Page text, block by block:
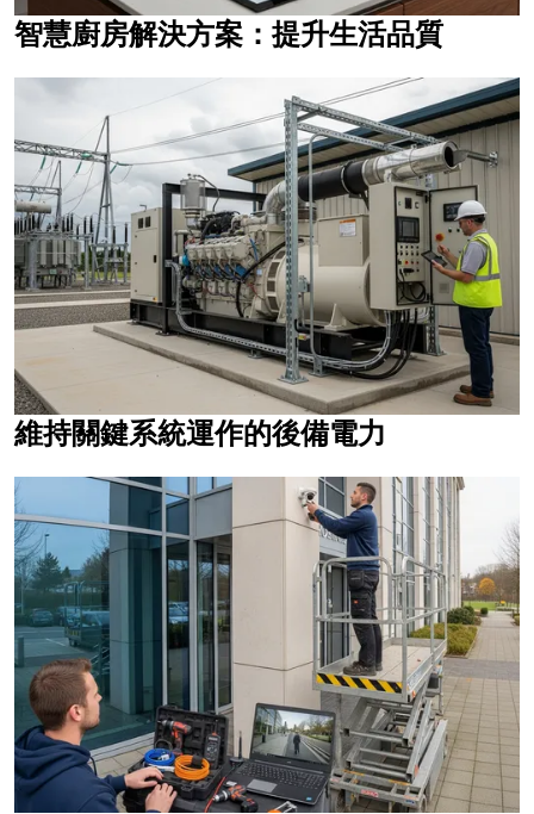
智慧廚房解決方案：提升生活品質
維持關鍵系統運作的後備電力